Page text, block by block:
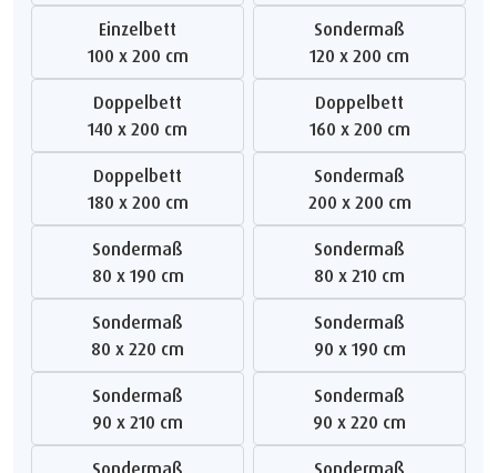
Einzelbett
100 x 200 cm
Sondermaß
120 x 200 cm
Doppelbett
140 x 200 cm
Doppelbett
160 x 200 cm
Doppelbett
180 x 200 cm
Sondermaß
200 x 200 cm
Sondermaß
80 x 190 cm
Sondermaß
80 x 210 cm
Sondermaß
80 x 220 cm
Sondermaß
90 x 190 cm
Sondermaß
90 x 210 cm
Sondermaß
90 x 220 cm